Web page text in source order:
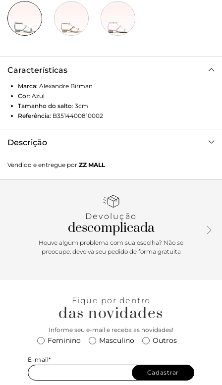
Características
Marca: Alexandre Birman
Cor: Azul
Tamanho do salto: 3cm
Referência: B3514400810002
Descrição
colorida a um design delicado. O laço em couro mantém a
elegância característica, enquanto a textura leve e fresca
Vendido e entregue por ZZ MALL
Devolução
descomplicada
Houve algum problema com sua escolha? Não se
preocupe: devolva seu pedido de forma gratuita
Fique por dentro
das novidades
Informe seu e-mail e receba as novidades!
Feminino Masculino Outros
E-mail*
Cadastrar